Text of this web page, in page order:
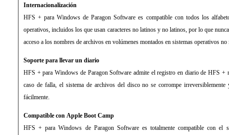
Internacionalización
HFS + para Windows de Paragon Software es compatible con todos los
operativos, incluidos los que usan caracteres no latinos y no latinos, por lo que
acceso a los nombres de archivos en volúmenes montados en sistemas operativos
Soporte para llevar un diario
HFS + para Windows de Paragon Software admite el registro en diario de HFS +
caso de falla, el sistema de archivos del disco no se corrompe
fácilmente.
Compatible con Apple Boot Camp
HFS + para Windows de Paragon Software es totalmente compatible con el